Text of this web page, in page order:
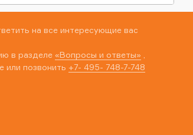
на все интересующие вас
в разделе «Вопросы и ответы»
или позвонить +7- 495- 748-7-748